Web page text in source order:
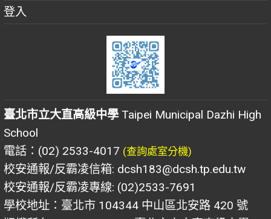
登入
臺北市立大直高級中學 Taipei Municipal Dazhi High
School
電話：(02) 2533-4017 (查詢處室分機)
校安通報/反霸凌信箱: dcsh183@dcsh.tp.edu.tw
校安通報/反霸凌專線: (02)2533-7691
學校地址：臺北市 104344 中山區北安路 420 號